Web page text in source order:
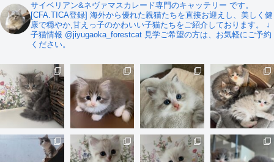
サイベリアン&ネヴァマスカレード専門のキャッテリー です。
[CFA.TICA登録] 海外から優れた親猫たちを直接お迎えし、美しく健
康で穏やか,甘えっ子のかわいい子猫たちをご紹介しております。
↓
子猫情報 @jiyugaoka_forestcat 見学ご希望の方は、お気軽にご予約
ください。